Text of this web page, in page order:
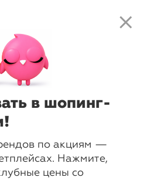
close
в шопинг-
по акциям —
Нажмите,
цены со
, чтобы получить
клубным предложениям и